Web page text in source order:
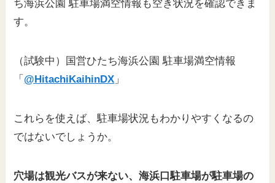
ち海浜公園 駐車場満空情報も空き状況を確認できま
す。
（試験中）国営ひたち海浜公園 駐車場満空情報
「 @HitachiKaihinDX 」
これらを使えば、駐車場状況もわかりやすくなるの
ではないでしょうか。
穴場は観光バスが来ない、海浜口駐車場が駐車場の